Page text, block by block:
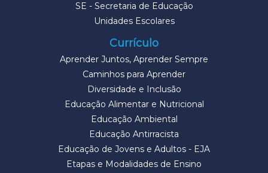
SE - Secretaria de Educação
Unidades Escolares
Currículo
Aprender Juntos, Aprender Sempre
Caminhos para Aprender
Diversidade e Inclusão
Educação Alimentar e Nutricional
Educação Ambiental
Educação Antirracista
Educação de Jovens e Adultos - EJA
Etapas e Modalidades de Ensino